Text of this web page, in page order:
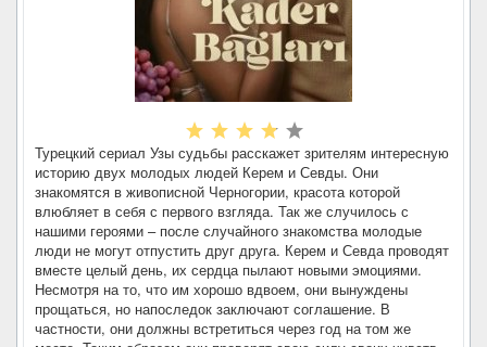
Турецкий сериал Узы судьбы расскажет зрителям интересную
историю двух молодых людей Керем и Севды. Они
знакомятся в живописной Черногории, красота которой
влюбляет в себя с первого взгляда. Так же случилось с
нашими героями – после случайного знакомства молодые
люди не могут отпустить друг друга. Керем и Севда проводят
вместе целый день, их сердца пылают новыми эмоциями.
Несмотря на то, что им хорошо вдвоем, они вынуждены
прощаться, но напоследок заключают соглашение. В
частности, они должны встретиться через год на том же